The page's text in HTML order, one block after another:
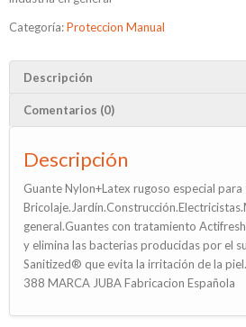
Categoría:Proteccion Manual
Descripción
Comentarios (0)
Descripción
Guante Nylon+Latex rugoso especial
general.Guantes con tratamiento
y elimina las bacterias producidas por el
Sanitized® que evita la irritación de la
388 MARCA JUBA Fabricacion Española